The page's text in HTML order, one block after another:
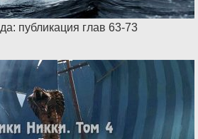
публикация глав 63-73